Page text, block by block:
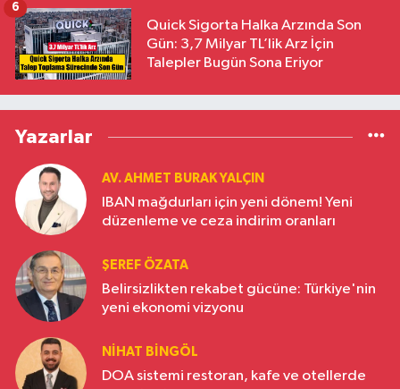
Quick Sigorta Halka Arzında Son
Gün: 3,7 Milyar TL’lik Arz İçin
Talepler Bugün Sona Eriyor
6
Yazarlar
AV. AHMET BURAK YALÇIN
IBAN mağdurları için yeni dönem! Yeni
düzenleme ve ceza indirim oranları
ŞEREF ÖZATA
Belirsizlikten rekabet gücüne: Türkiye'nin
yeni ekonomi vizyonu
NIHAT BINGÖL
DOA sistemi restoran, kafe ve otellerde